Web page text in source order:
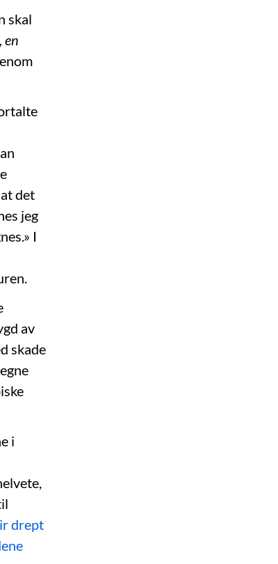
skal
en
det
jeg
I
av
skade
i
drept